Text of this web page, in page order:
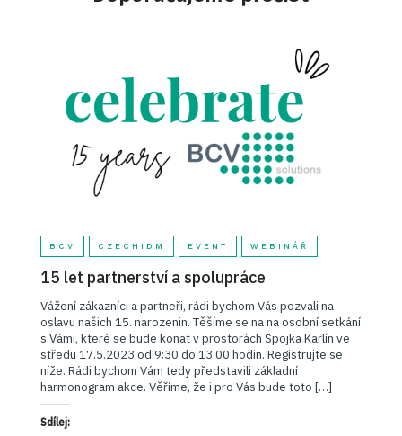
BCV CZECHIDM EVENT WEBINÁŘ
15 let partnerství a spolupráce
Vážení zákazníci a partneři, rádi bychom Vás pozvali na
oslavu našich 15. narozenin. Těšíme se na na osobní setkání
s Vámi, které se bude konat v prostorách Spojka Karlín ve
středu 17.5.2023 od 9:30 do 13:00 hodin. Registrujte se
níže. Rádi bychom Vám tedy představili základní
harmonogram akce. Věříme, že i pro Vás bude toto […]
Sdílej: